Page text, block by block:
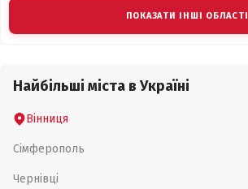
ПОКАЗАТИ ІНШІ ОБЛАСТІ
Найбільші міста в Україні
Вінниця
Сімферополь
Чернівці